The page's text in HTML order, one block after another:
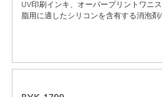
UV印刷インキ、オーバープリントワニ
脂用に適したシリコンを含有する消泡剤